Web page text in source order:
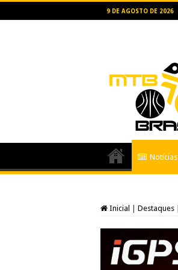
9 DE AGOSTO DE 2026
Notícias
Inicial Destaques